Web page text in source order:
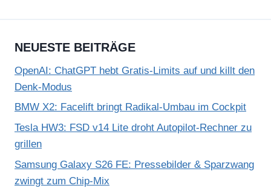
NEUESTE BEITRÄGE
OpenAI: ChatGPT hebt Gratis-Limits auf und killt den
Denk-Modus
BMW X2: Facelift bringt Radikal-Umbau im Cockpit
Tesla HW3: FSD v14 Lite droht Autopilot-Rechner zu
grillen
Samsung Galaxy S26 FE: Pressebilder & Sparzwang
zwingt zum Chip-Mix